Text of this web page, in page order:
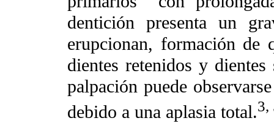
dentición presenta un
erupcionan, formación de
dientes retenidos y
palpación puede
debido a una aplasia total.3,